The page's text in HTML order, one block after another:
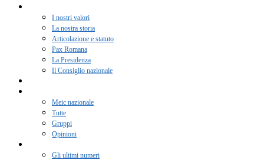
I nostri valori
La nostra storia
Articolazione e statuto
Pax Romana
La Presidenza
Il Consiglio nazionale
Meic nazionale
Tutte
Gruppi
Opinioni
Gli ultimi numeri